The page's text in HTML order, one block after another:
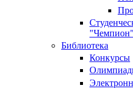
"Чемпион"
Библиотека
Конкурсы